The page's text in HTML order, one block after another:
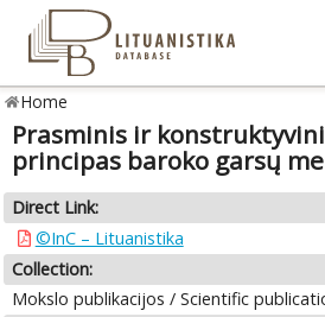
Home
Prasminis ir
principas baroko garsų
Direct Link:
©InC – Lituanistika
Collection:
Mokslo publikacijos / Scientific